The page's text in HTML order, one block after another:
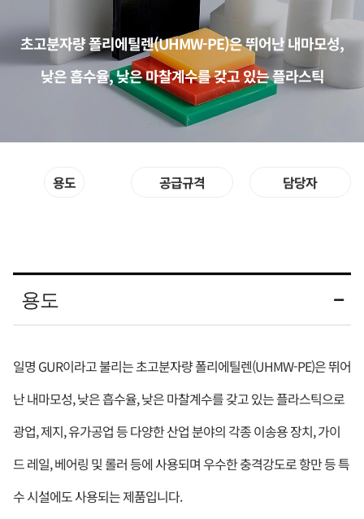
초고분자량 폴리에틸렌(UHMW-PE)은 뛰어난 내마모성,
낮은 흡수율, 낮은 마찰계수를 갖고 있는 플라스틱
용도 공급규격 담당자
용도
일명 GUR이라고 불리는 초고분자량 폴리에틸렌(UHMW-PE)은 뛰어
난 내마모성, 낮은 흡수율, 낮은 마찰계수를 갖고 있는 플라스틱으로
광업, 제지, 유가공업 등 다양한 산업 분야의 각종 이송용 장치, 가이
드 레일, 베어링 및 롤러 등에 사용되며 우수한 충격강도로 항만 등 특
수 시설에도 사용되는 제품입니다.